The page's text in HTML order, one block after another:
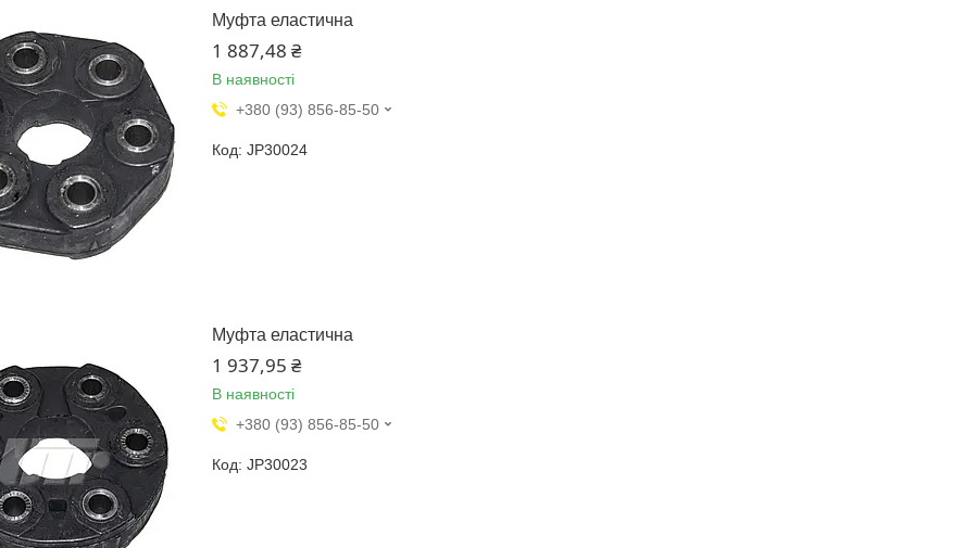
Муфта еластична
1 887,48 ₴
В наявності
+380 (93) 856-85-50
JP30024
Муфта еластична
1 937,95 ₴
В наявності
+380 (93) 856-85-50
JP30023